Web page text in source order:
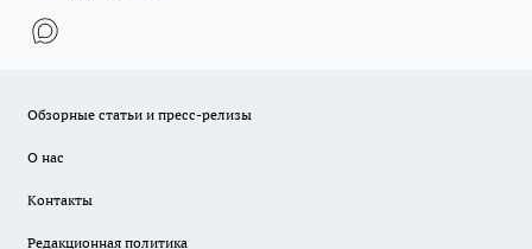
Обзорные статьи и пресс-релизы
О нас
Контакты
Редакционная политика